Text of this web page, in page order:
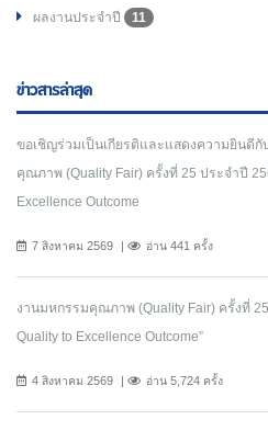
ผลงานประจำปี 11
ข่าวสารล่าสุด
ขอเชิญร่วมเป็นเกียรติและแสดงความยินดีกั
คุณภาพ (Quality Fair) ครั้งที่ 25 ประจำปี
Excellence Outcome
7 สิงหาคม 2569 อ่าน 441 ครั้ง
งานมหกรรมคุณภาพ (Quality Fair) ครั้งที่
Quality to Excellence Outcome”
4 สิงหาคม 2569 อ่าน 5,724 ครั้ง